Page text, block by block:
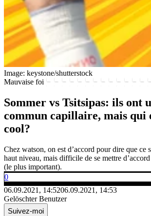
Image: keystone/shutterstock
Mauvaise foi
Sommer vs Tsitsipas: ils ont
commun capillaire, mais qui
cool?
Chez watson, on est d’accord pour dire que ce
haut niveau, mais difficile de se mettre
(le plus important).
0
06.09.2021, 14:5206.09.2021, 14:53
Gelöschter Benutzer
Suivez-moi